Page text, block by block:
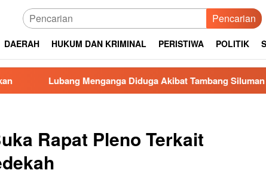
Pencarian
DAERAH HUKUM DAN KRIMINAL PERISTIWA POLITIK
Menganga Diduga Akibat Tambang Siluman di Gowa, PRI
Rapat Pleno Terkait